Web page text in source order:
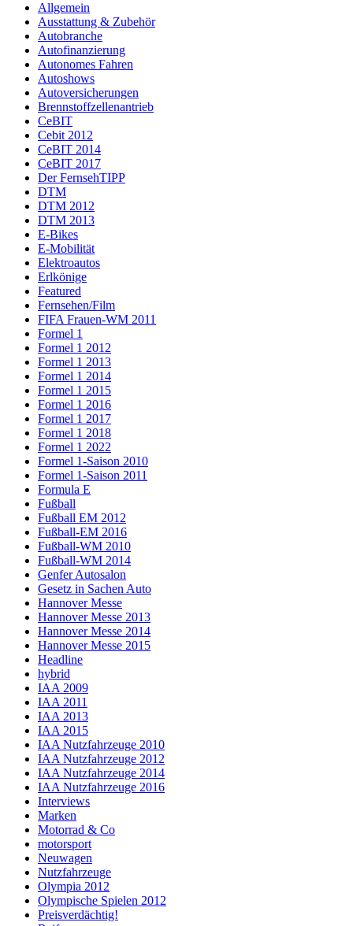
Allgemein
Ausstattung & Zubehör
Autobranche
Autofinanzierung
Autonomes Fahren
Autoshows
Autoversicherungen
Brennstoffzellenantrieb
CeBIT
Cebit 2012
CeBIT 2014
CeBIT 2017
Der FernsehTIPP
DTM
DTM 2012
DTM 2013
E-Bikes
E-Mobilität
Elektroautos
Erlkönige
Featured
Fernsehen/Film
FIFA Frauen-WM 2011
Formel 1
Formel 1 2012
Formel 1 2013
Formel 1 2014
Formel 1 2015
Formel 1 2016
Formel 1 2017
Formel 1 2018
Formel 1 2022
Formel 1-Saison 2010
Formel 1-Saison 2011
Formula E
Fußball
Fußball EM 2012
Fußball-EM 2016
Fußball-WM 2010
Fußball-WM 2014
Genfer Autosalon
Gesetz in Sachen Auto
Hannover Messe
Hannover Messe 2013
Hannover Messe 2014
Hannover Messe 2015
Headline
hybrid
IAA 2009
IAA 2011
IAA 2013
IAA 2015
IAA Nutzfahrzeuge 2010
IAA Nutzfahrzeuge 2012
IAA Nutzfahrzeuge 2014
IAA Nutzfahrzeuge 2016
Interviews
Marken
Motorrad & Co
motorsport
Neuwagen
Nutzfahrzeuge
Olympia 2012
Olympische Spielen 2012
Preisverdächtig!